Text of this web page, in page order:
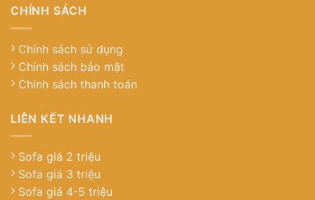
CHÍNH SÁCH
Chính sách sử dụng
Chính sách bảo mật
Chính sách thanh toán
LIÊN KẾT NHANH
Sofa giá 2 triệu
Sofa giá 3 triệu
Sofa giá 4-5 triệu